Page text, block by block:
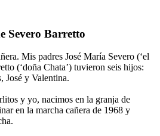
Severo Barretto
Mis padres José María Severo (‘el
(‘doña Chata’) tuvieron seis hijos:
José y Valentina.
y yo, nacimos en la granja de
en la marcha cañera de 1968 y